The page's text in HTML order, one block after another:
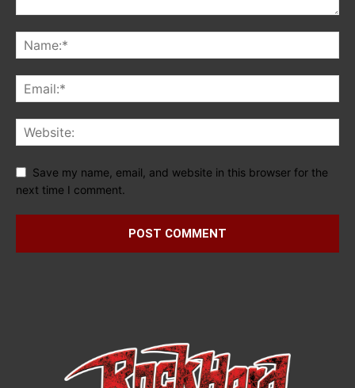
Save my name, email, and website in this browser for the
next time I comment.